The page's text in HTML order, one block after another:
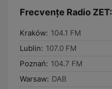
Frecvențe Radio ZET:
Kraków: 104.1 FM
Lublin: 107.0 FM
Poznań: 104.7 FM
Warsaw: DAB